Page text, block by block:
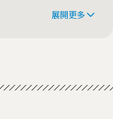
展開更多